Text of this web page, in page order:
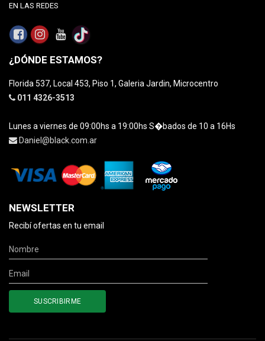
EN LAS REDES
¿DÓNDE ESTAMOS?
Florida 537, Local 453, Piso 1, Galeria Jardin, Microcentro
011 4326-3513
Lunes a viernes de 09:00hs a 19:00hs S�bados de 10 a 16Hs
Daniel@black.com.ar
NEWSLETTER
Recibí ofertas en tu email